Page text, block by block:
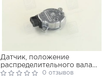
Датчик, положение
распределительного вала
(пр-во ERA)0 отзывов